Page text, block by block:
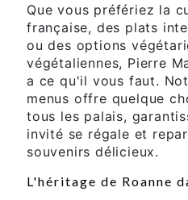
Que vous préfériez la
française, des plats
ou des options
végétaliennes, Pierre
a ce qu'il vous faut.
menus offre quelque
tous les palais,
invité se régale et
souvenirs délicieux.
L'héritage de Roanne